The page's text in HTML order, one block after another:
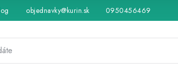
Hodnotenie obchodu Obchodné podmienky
objednavky@kurin.sk 0950456469